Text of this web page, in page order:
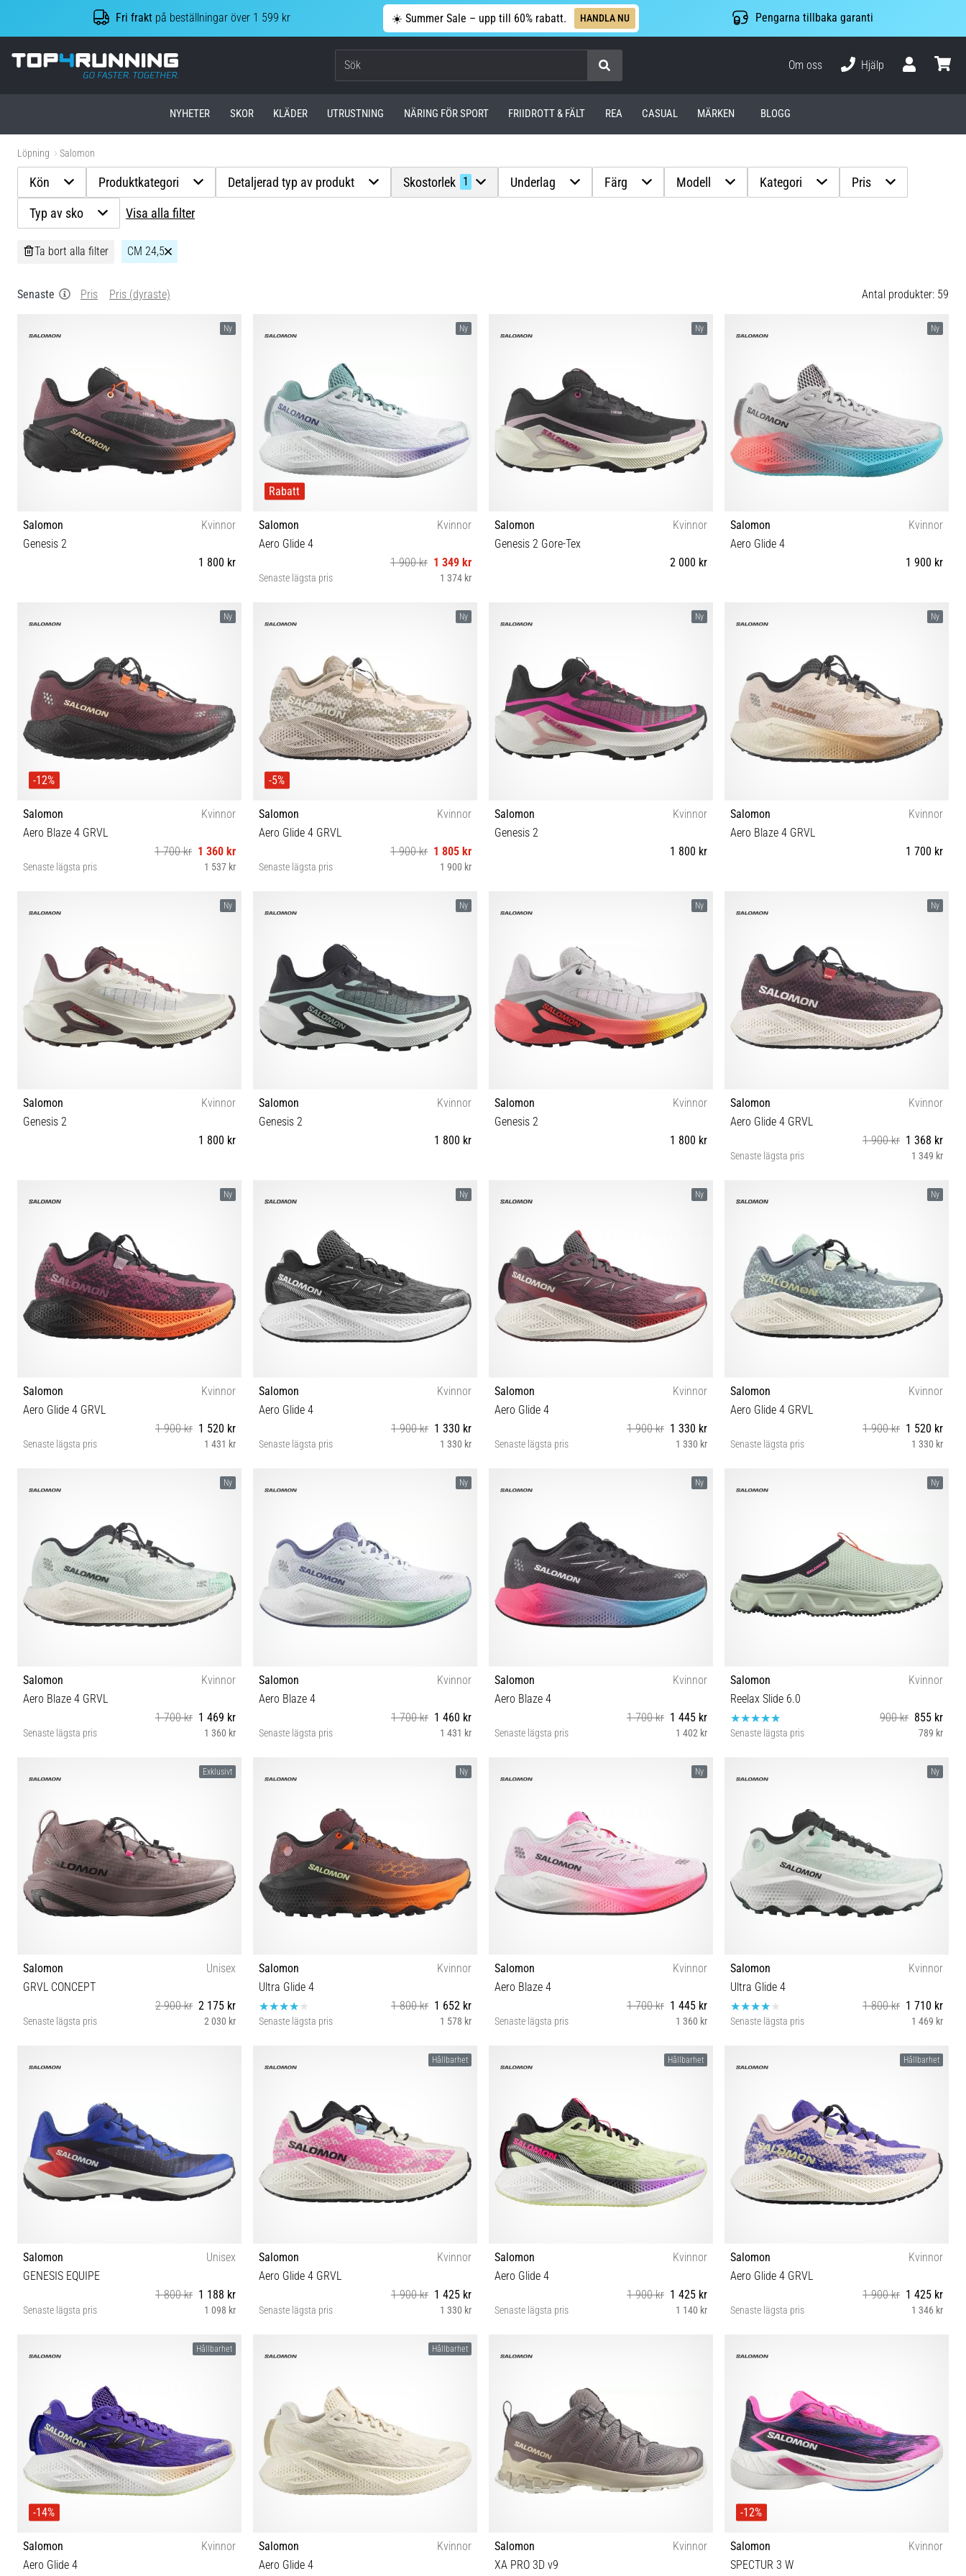
Fri frakt på beställningar över 1 599 kr ☀️ Summer Sale – upp till 60% rabatt. HANDLA NU Pengarna tillbaka garanti
Top4Running.se
Om oss
Hjälp
NYHETER SKOR KLÄDER UTRUSTNING NÄRING FÖR SPORT FRIIDROTT & FÄLT REA CASUAL MÄRKEN BLOGG
Löpning Salomon
Kön Produktkategori Detaljerad typ av produkt Skostorlek 1 Underlag Färg Modell Kategori Pris
Typ av sko Visa alla filter
Ta bort alla filter CM 24,5
Senaste Pris Pris (dyraste) Antal produkter: 59
Ny
Salomon
Kvinnor
Genesis 2
1 800 kr
Ny
Rabatt
Salomon
Kvinnor
Aero Glide 4
1 900 kr 1 349 kr
Senaste lägsta pris 1 374 kr
Ny
Salomon
Kvinnor
Genesis 2 Gore-Tex
2 000 kr
Ny
Salomon
Kvinnor
Aero Glide 4
1 900 kr
Ny
-12%
Salomon
Kvinnor
Aero Blaze 4 GRVL
1 700 kr 1 360 kr
Senaste lägsta pris 1 537 kr
Ny
-5%
Salomon
Kvinnor
Aero Glide 4 GRVL
1 900 kr 1 805 kr
Senaste lägsta pris 1 900 kr
Ny
Salomon
Kvinnor
Genesis 2
1 800 kr
Ny
Salomon
Kvinnor
Aero Blaze 4 GRVL
1 700 kr
Ny
Salomon
Kvinnor
Genesis 2
1 800 kr
Ny
Salomon
Kvinnor
Genesis 2
1 800 kr
Ny
Salomon
Kvinnor
Genesis 2
1 800 kr
Ny
Salomon
Kvinnor
Aero Glide 4 GRVL
1 900 kr 1 368 kr
Senaste lägsta pris 1 349 kr
Ny
Salomon
Kvinnor
Aero Glide 4 GRVL
1 900 kr 1 520 kr
Senaste lägsta pris 1 431 kr
Ny
Salomon
Kvinnor
Aero Glide 4
1 900 kr 1 330 kr
Senaste lägsta pris 1 330 kr
Ny
Salomon
Kvinnor
Aero Glide 4
1 900 kr 1 330 kr
Senaste lägsta pris 1 330 kr
Ny
Salomon
Kvinnor
Aero Glide 4 GRVL
1 900 kr 1 520 kr
Senaste lägsta pris 1 330 kr
Ny
Salomon
Kvinnor
Aero Blaze 4 GRVL
1 700 kr 1 469 kr
Senaste lägsta pris 1 360 kr
37⅓ 38 38⅔ 39⅓ 40 40⅔ 41⅓ 42 42⅔
Ny
Salomon
Kvinnor
Aero Blaze 4
1 700 kr 1 460 kr
Senaste lägsta pris 1 431 kr
Ny
Salomon
Kvinnor
Aero Blaze 4
1 700 kr 1 445 kr
Senaste lägsta pris 1 402 kr
Ny
Salomon
Kvinnor
Reelax Slide 6.0
900 kr 855 kr
Senaste lägsta pris 789 kr
Exklusivt
Salomon
Unisex
GRVL CONCEPT
2 900 kr 2 175 kr
Senaste lägsta pris 2 030 kr
Ny
Salomon
Kvinnor
Ultra Glide 4
1 800 kr 1 652 kr
Senaste lägsta pris 1 578 kr
37⅓ 38 38⅔ 39⅓ 40 40⅔ 41⅓ 42 42⅔
Ny
Salomon
Kvinnor
Aero Blaze 4
1 700 kr 1 445 kr
Senaste lägsta pris 1 360 kr
37⅓ 38 38⅔ 39⅓ 40 40⅔ 41⅓ 42 42⅔
Ny
Salomon
Kvinnor
Ultra Glide 4
1 800 kr 1 710 kr
Senaste lägsta pris 1 469 kr
Salomon
Unisex
GENESIS EQUIPE
1 800 kr 1 188 kr
Senaste lägsta pris 1 098 kr
38 38⅔ 39⅓ 40 40⅔ 41⅓ 42 42⅔ 44 44⅔ 45⅓ 46
Hållbarhet
Salomon
Kvinnor
Aero Glide 4 GRVL
1 900 kr 1 425 kr
Senaste lägsta pris 1 330 kr
Hållbarhet
Salomon
Kvinnor
Aero Glide 4
1 900 kr 1 425 kr
Senaste lägsta pris 1 140 kr
Hållbarhet
Salomon
Kvinnor
Aero Glide 4 GRVL
1 900 kr 1 425 kr
Senaste lägsta pris 1 346 kr
Hållbarhet
-14%
Salomon
Kvinnor
Aero Glide 4
Hållbarhet
Salomon
Kvinnor
Aero Glide 4
Salomon
Kvinnor
XA PRO 3D v9
-12%
Salomon
Kvinnor
SPECTUR 3 W